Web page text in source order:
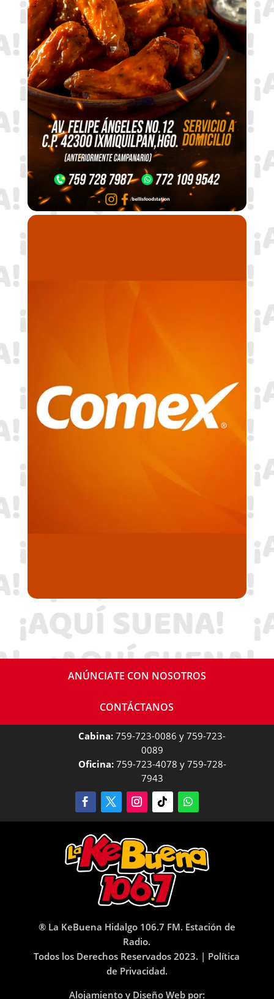
ANÚNCIATE CON NOSOTROS
CONTÁCTANOS
Cabina: 759-723-0086 y 759-723-
0089
Oficina:759-723-4078 y 759-728-
7943
® La KeBuena Hidalgo 106.7 FM. Estación de
Radio.
Todos los Derechos Reservados 2023. | Política
de Privacidad.
Alojamiento y Diseño Web por: